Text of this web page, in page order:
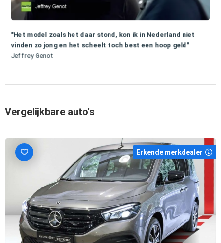
"Het model zoals het daar stond, kon ik in Nederland niet
vinden zo jong en het scheelt toch best een hoop geld"
Jeffrey Genot
Vergelijkbare auto's
Erkende merkdealer